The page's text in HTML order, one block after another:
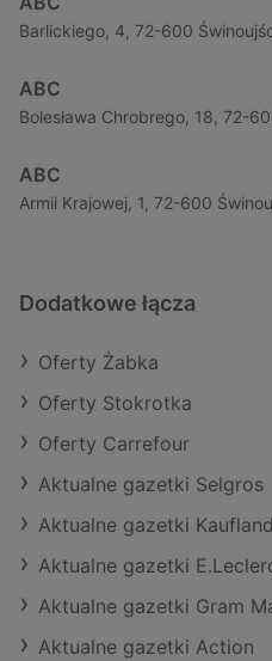
Barlickiego, 4, 72-600
ABC
Bolesława Chrobrego, 18, 72-
ABC
Armii Krajowej, 1, 72-600
Dodatkowe łącza
Oferty Żabka
Oferty Stokrotka
Oferty Carrefour
Aktualne gazetki Selgros
Aktualne gazetki Kaufland
Aktualne gazetki
Aktualne gazetki Gram
Aktualne gazetki Action